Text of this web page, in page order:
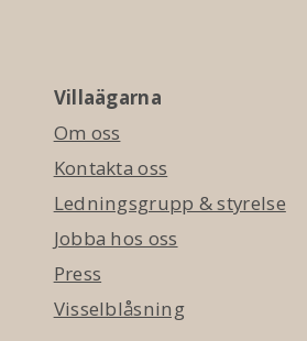
Villaägarna
Om oss
Kontakta oss
Ledningsgrupp & styrelse
Jobba hos oss
Press
Visselblåsning